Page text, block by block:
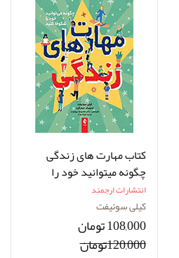
کتاب مهارت های زندگی
چگونه میتوانید خود را
شکوفا کنید
انتشارات ارجمند
کیلی سوئیفت
108,000 تومان
120,000تومان